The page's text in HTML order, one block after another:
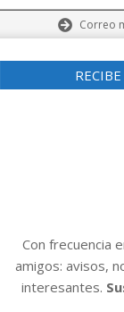
Correo
Con frecuencia
amigos: avisos,
interesantes.